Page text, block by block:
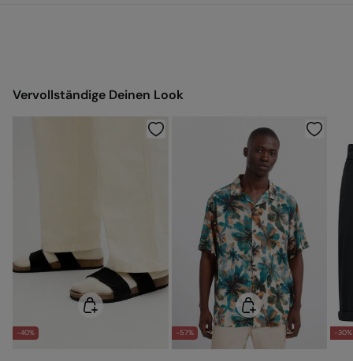
Vervollständige Deinen Look
-40% -57% -30%